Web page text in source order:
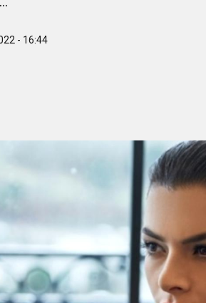
- 16:44